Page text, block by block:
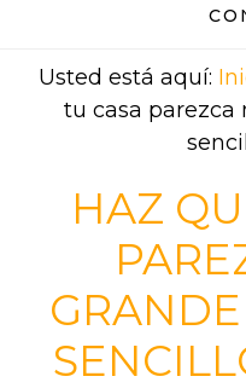
Usted está aquí:
tu casa parezca
HAZ